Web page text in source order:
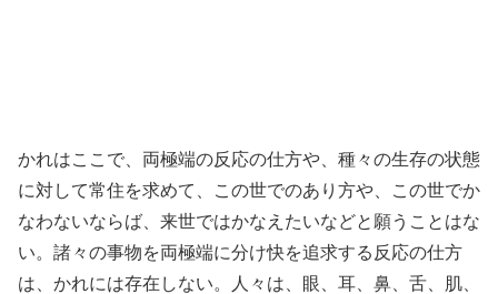
かれはここで、両極端の反応の仕方や、種々の生存の状態
に対して常住を求めて、この世でのあり方や、この世でか
なわないならば、来世ではかなえたいなどと願うことはな
い。諸々の事物を両極端に分け快を追求する反応の仕方
は、かれには存在しない。人々は、眼、耳、鼻、舌、肌、